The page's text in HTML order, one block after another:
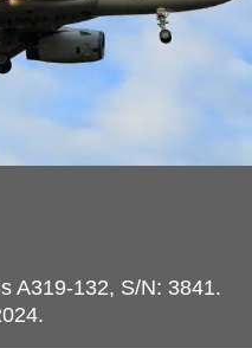
A319-132, S/N: 3841.